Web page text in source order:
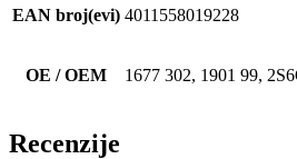
EAN broj(evi) 4011558019228
OE / OEM 1677 302, 1901 99,
Recenzije